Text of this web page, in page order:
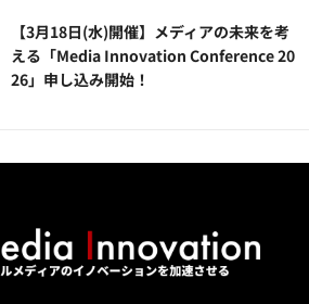
【3月18日(水)開催】メディアの未来を考
える「Media Innovation Conference 20
26」申し込み開始！